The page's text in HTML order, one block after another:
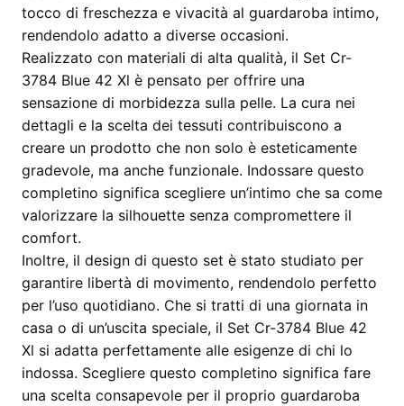
tocco di freschezza e vivacità al guardaroba intimo,
rendendolo adatto a diverse occasioni.
Realizzato con materiali di alta qualità, il Set Cr-
3784 Blue 42 Xl è pensato per offrire una
sensazione di morbidezza sulla pelle. La cura nei
dettagli e la scelta dei tessuti contribuiscono a
creare un prodotto che non solo è esteticamente
gradevole, ma anche funzionale. Indossare questo
completino significa scegliere un’intimo che sa come
valorizzare la silhouette senza compromettere il
comfort.
Inoltre, il design di questo set è stato studiato per
garantire libertà di movimento, rendendolo perfetto
per l’uso quotidiano. Che si tratti di una giornata in
casa o di un’uscita speciale, il Set Cr-3784 Blue 42
Xl si adatta perfettamente alle esigenze di chi lo
indossa. Scegliere questo completino significa fare
una scelta consapevole per il proprio guardaroba